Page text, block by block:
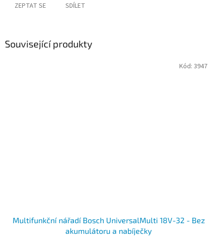
ZEPTAT SE SDÍLET
Související produkty
Multifunkční nářadí Bosch UniversalMulti 18V-32 - Bez
akumulátoru a nabíječky
Kód: 3947